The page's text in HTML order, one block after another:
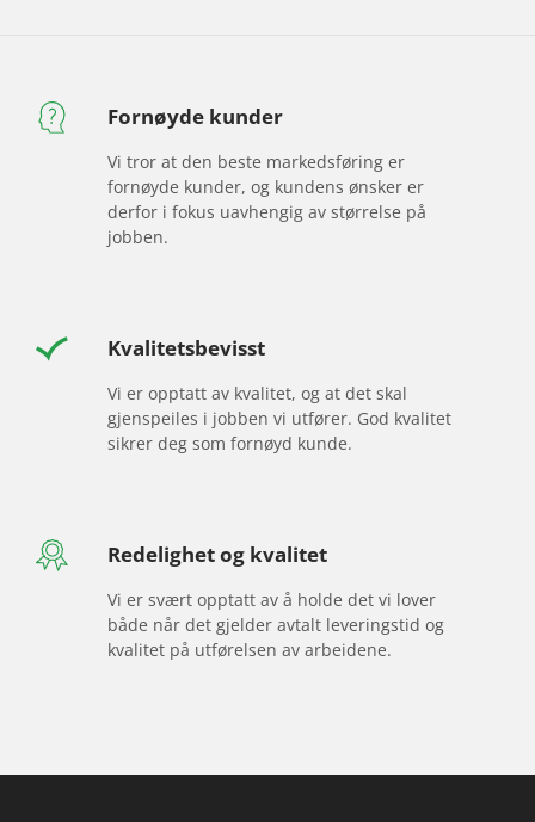
Fornøyde kunder
Vi tror at den beste markedsføring er
fornøyde kunder, og kundens ønsker er
derfor i fokus uavhengig av størrelse på
jobben.
Kvalitetsbevisst
Vi er opptatt av kvalitet, og at det skal
gjenspeiles i jobben vi utfører. God kvalitet
sikrer deg som fornøyd kunde.
Redelighet og kvalitet
Vi er svært opptatt av å holde det vi lover
både når det gjelder avtalt leveringstid og
kvalitet på utførelsen av arbeidene.